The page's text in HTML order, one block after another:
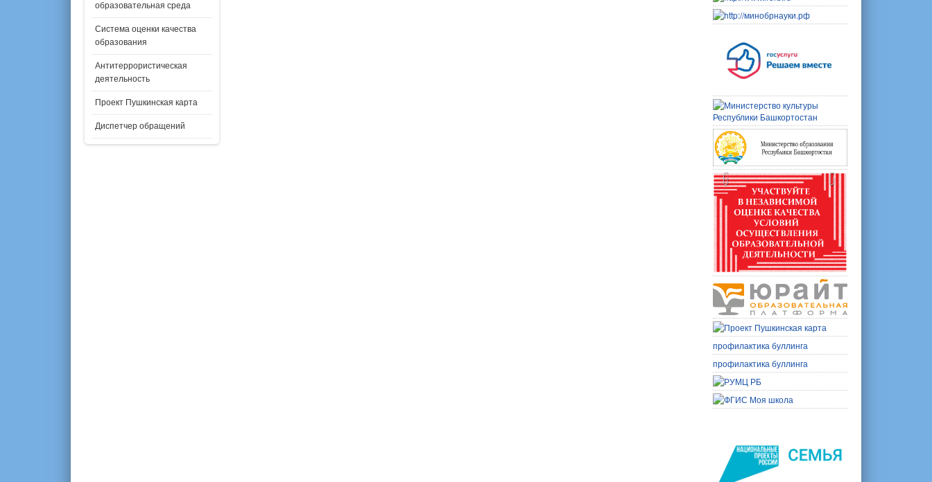
образовательная среда
Система оценки качества
образования
Антитеррористическая
деятельность
Проект Пушкинская карта
Диспетчер обращений
профилактика буллинга
профилактика буллинга